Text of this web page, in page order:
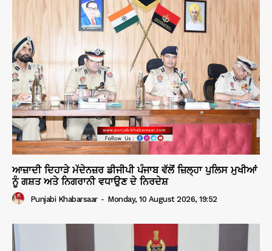
ਆਜ਼ਾਦੀ ਦਿਹਾੜੇ ਮੱਦੇਨਜ਼ਰ ਡੀਜੀਪੀ ਪੰਜਾਬ ਵੱਲੋਂ ਜ਼ਿਲ੍ਹਾ ਪੁਲਿਸ ਮੁਖੀਆਂ
ਨੂੰ ਗਸ਼ਤ ਅਤੇ ਨਿਗਰਾਨੀ ਵਧਾਉਣ ਦੇ ਨਿਰਦੇਸ਼
Punjabi Khabarsaar - Monday, 10 August 2026, 19:52